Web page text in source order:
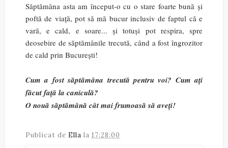
Săptămâna asta am început-o cu o stare foarte bună și
poftă de viață, pot să mă bucur inclusiv de faptul că e
vară, e cald, e soare... și totuși pot respira, spre
deosebire de săptămânile trecută, când a fost îngrozitor
de cald prin București!
Cum a fost săptămâna trecută pentru voi? Cum ați
făcut față la caniculă?
O nouă săptămână cât mai frumoasă să aveți!
Publicat de Ella la 17:28:00